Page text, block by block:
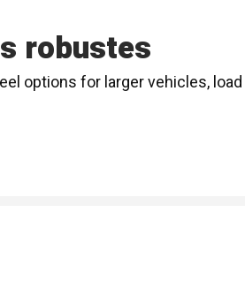
robustes
options for larger vehicles,